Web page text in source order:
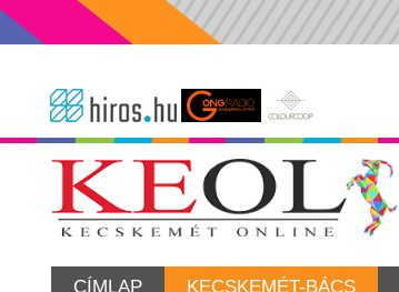
CÍMLAP KECSKEMÉT-BÁCS